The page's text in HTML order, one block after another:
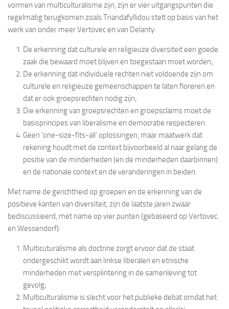
vormen van multiculturalisme zijn, zijn er vier uitgangspunten die
regelmatig terugkomen zoals Triandafyllidou stelt op basis van het
werk van onder meer Vertovec en van Delanty:
De erkenning dat culturele en religieuze diversiteit een goede
zaak die bewaard moet blijven en toegestaan moet worden;
De erkenning dat individuele rechten niet voldoende zijn om
culturele en religieuze gemeenschappen te laten floreren en
dat er ook groepsrechten nodig zijn;
Die erkenning van groepsrechten en groepsclaims moet de
basisprincipes van liberalisme en democratie respecteren.
Geen ‘one-size-fits-all’ oplossingen, maar maatwerk dat
rekening houdt met de context bijvoorbeeld al naar gelang de
positie van de minderheden (en de minderheden daarbinnen)
en de nationale context en de veranderingen in beiden.
Met name de gerichtheid op groepen en de erkenning van de
positieve kanten van diversiteit, zijn de laatste jaren zwaar
bediscussieerd, met name op vier punten (gebaseerd op Vertovec
en Wessendorf):
Multicuturalisme als doctrine zorgt ervoor dat de staat
ondergeschikt wordt aan linkse liberalen en etnische
minderheden met versplintering in de samenleving tot
gevolg;
Multiculturalisme is slecht voor het publieke debat omdat het